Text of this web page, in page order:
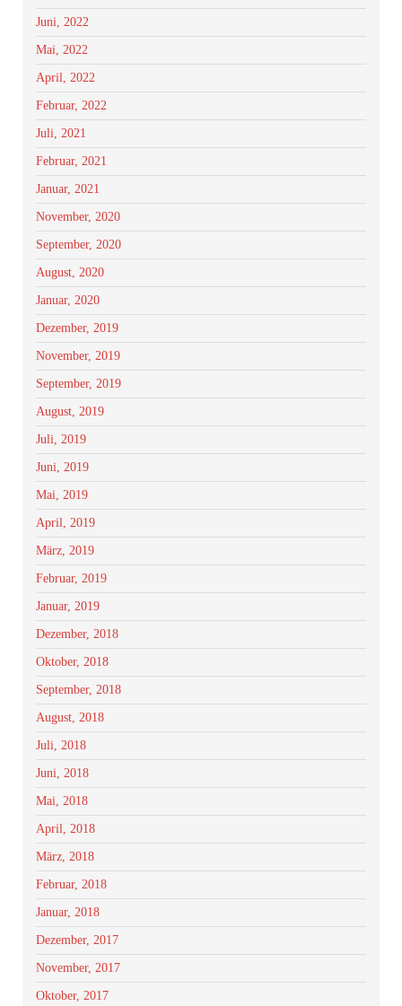
Juni, 2022
Mai, 2022
April, 2022
Februar, 2022
Juli, 2021
Februar, 2021
Januar, 2021
November, 2020
September, 2020
August, 2020
Januar, 2020
Dezember, 2019
November, 2019
September, 2019
August, 2019
Juli, 2019
Juni, 2019
Mai, 2019
April, 2019
März, 2019
Februar, 2019
Januar, 2019
Dezember, 2018
Oktober, 2018
September, 2018
August, 2018
Juli, 2018
Juni, 2018
Mai, 2018
April, 2018
März, 2018
Februar, 2018
Januar, 2018
Dezember, 2017
November, 2017
Oktober, 2017